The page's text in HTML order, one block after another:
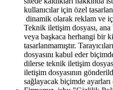
kullanıcılar için özel
dinamik olarak reklam ve
Teknik iletişim dosyası,
veya başkaca herhangi bir
tasarlanmamıştır.
dosyasını kabul eder
dilerse teknik iletişim
iletişim dosyasının
sağlayacak biçimde